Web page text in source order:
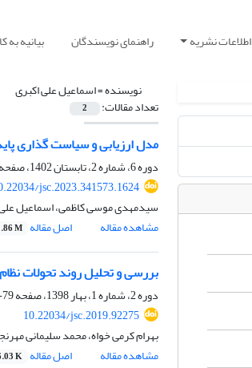
اطلاعات نشریه راهنمای نویسندگان بیانیه
نویسنده =اسماعیل علی اکبری
تعداد مقالات: 2
مدل ارزیابی و سیاست گذاری
دوره 6، شماره 2، تابستان 1402، صفحه
jsc.2023.341573.1624
سیدمهدی موسی کاظمی، اسماعیل
مشاهده مقاله
اصل مقاله M
بررسی و تحلیل روند تحولات
دوره 2، شماره 1، بهار 1398، صفحه
79-92
10.22034/jsc.2019.92275
بهرام کرمی خواه، محمد سلیمانی
مشاهده مقاله
اصل مقاله K